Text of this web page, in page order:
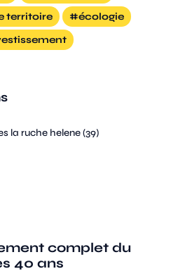
territoire
écologie
complet du
40 ans